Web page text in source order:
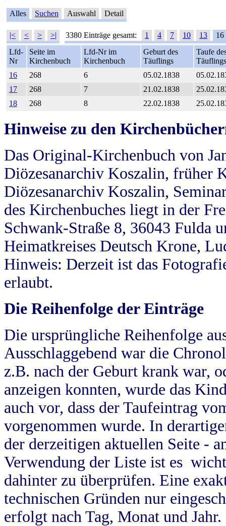
Alles Suchen Auswahl Detail
|< < > >| 3380 Einträge gesamt: 1 4 7 10 13
16
Lfd-
Nr
Seite im
Kirchenbuch
Lfd-Nr im
Kirchenbuch
Geburt des
Täuflings
Taufe
Täuflings
16
268 6 05.02.1838
17
268 7 21.02.1838
18
268 8 22.02.1838
Hinweise zu den
Das Original-Kirchenbuch von
Diözesanarchiv Koszalin, früher
Diözesanarchiv Koszalin,
des Kirchenbuches liegt in der
Schwank-Straße 8, 36043 Fulda
Heimatkreises Deutsch Krone,
Hinweis: Derzeit ist das
erlaubt.
Die Reihenfolge der Einträge
Die ursprüngliche Reihenfolge
Ausschlaggebend war die
z.B. nach der Geburt krank war,
anzeigen konnten, wurde das
auch vor, dass der Taufeintrag
vorgenommen wurde. In
der derzeitigen aktuellen Seite -
Verwendung der Liste ist es
dahinter zu überprüfen. Eine
technischen Gründen nur
erfolgt nach Tag, Monat und Jahr.